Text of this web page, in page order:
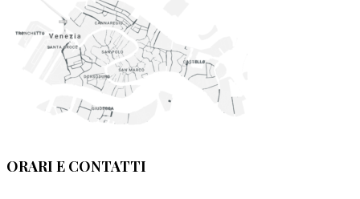
ORARI E CONTATTI